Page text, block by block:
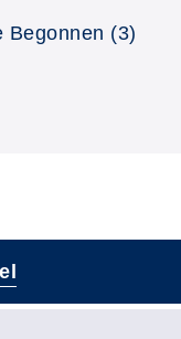
Begonnen (3)